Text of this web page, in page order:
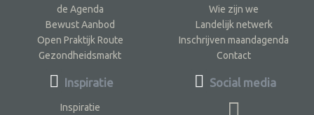
de Agenda
Bewust Aanbod
Open Praktijk Route
Gezondheidsmarkt
Inspiratie
Inspiratie
Wie zijn we
Landelijk netwerk
Inschrijven maandagenda
Contact
Social media